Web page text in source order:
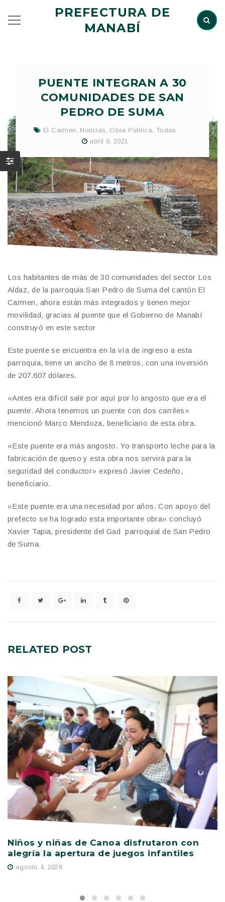
PREFECTURA DE
MANABÍ
PUENTE INTEGRAN A 30
COMUNIDADES DE SAN
PEDRO DE SUMA
El Carmen Noticias Obra Pública
Todas
abril 9, 2021
Los habitantes de más de 30 comunidades del sector Los
Aldaz, de la parroquia San Pedro de Suma del cantón El
Carmen, ahora están más integrados y tienen mejor
movilidad, gracias al puente que el Gobierno de Manabí
construyó en este sector
Este puente se encuentra en la vía de ingreso a esta
parroquia, tiene un ancho de 8 metros, con una inversión
de 207.607 dólares.
«Antes era difícil salir por aquí por lo angosto que era el
puente. Ahora tenemos un puente con dos carriles»
mencionó Marco Mendoza, beneficiario de esta obra.
«Este puente era más angosto. Yo transporto leche para la
fabricación de queso y esta obra nos servirá para la
seguridad del conductor» expresó Javier Cedeño,
beneficiario.
«Este puente era una necesidad por años. Con apoyo del
prefecto se ha logrado esta importante obra» concluyó
Xavier Tapia, presidente del Gad parroquial de San Pedro
de Suma.
RELATED POST
Niños y niñas de Canoa disfrutaron con
alegría la apertura de juegos infantiles
agosto 4, 2026